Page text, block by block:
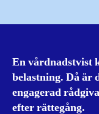
En vårdnadstvist
belastning. Då är
engagerad
efter rättegång.